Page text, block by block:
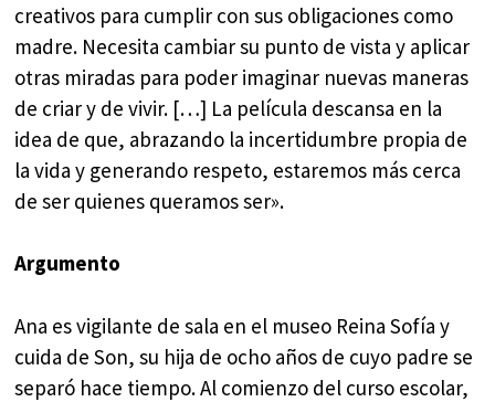
creativos para cumplir con sus obligaciones como
madre. Necesita cambiar su punto de vista y aplicar
otras miradas para poder imaginar nuevas maneras
de criar y de vivir. […] La película descansa en la
idea de que, abrazando la incertidumbre propia de
la vida y generando respeto, estaremos más cerca
de ser quienes queramos ser».
Argumento
Ana es vigilante de sala en el museo Reina Sofía y
cuida de Son, su hija de ocho años de cuyo padre se
separó hace tiempo. Al comienzo del curso escolar,